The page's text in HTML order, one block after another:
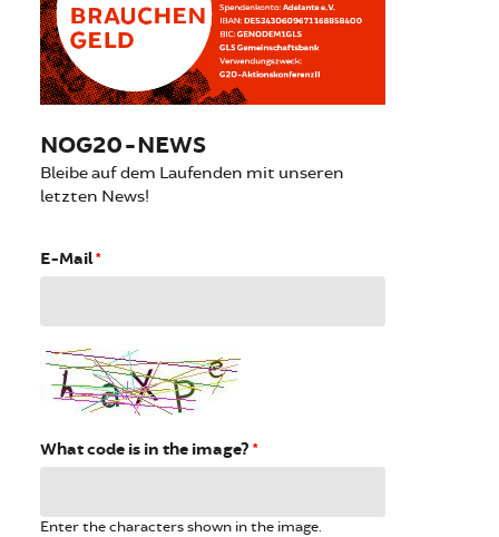
NOG20-NEWS
Bleibe auf dem Laufenden mit unseren
letzten News!
E-Mail*
What code is in the image? *
Enter the characters shown in the image.